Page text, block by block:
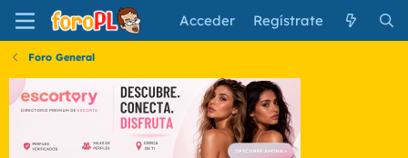
Acceder Regístrate
Foro General